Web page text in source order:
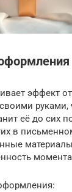
эффект
её до сих
в